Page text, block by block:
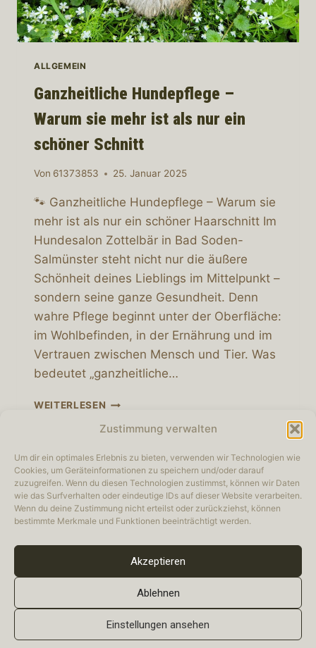
Zustimmung verwalten
Um dir ein optimales Erlebnis zu bieten, verwenden wir Technologien wie
Cookies, um Geräteinformationen zu speichern und/oder darauf
zuzugreifen. Wenn du diesen Technologien zustimmst, können wir Daten
wie das Surfverhalten oder eindeutige IDs auf dieser Website verarbeiten.
Wenn du deine Zustimmung nicht erteilst oder zurückziehst, können
bestimmte Merkmale und Funktionen beeinträchtigt werden.
Akzeptieren
Ablehnen
Einstellungen ansehen
ALLGEMEIN
Ganzheitliche Hundepflege –
Warum sie mehr ist als nur ein
schöner Schnitt
Von 61373853 25. Januar 2025
🐾 Ganzheitliche Hundepflege – Warum sie
mehr ist als nur ein schöner Haarschnitt Im
Hundesalon Zottelbär in Bad Soden-
Salmünster steht nicht nur die äußere
Schönheit deines Lieblings im Mittelpunkt –
sondern seine ganze Gesundheit. Denn
wahre Pflege beginnt unter der Oberfläche:
im Wohlbefinden, in der Ernährung und im
Vertrauen zwischen Mensch und Tier. Was
bedeutet „ganzheitliche…
WEITERLESEN GANZHEITLICHE
–
SIE
MEHR
IST
ALS
NUR
SCHNITT
Datenschutz
Impressum
Cookie-Richtlinie (EU)
Kadence WP